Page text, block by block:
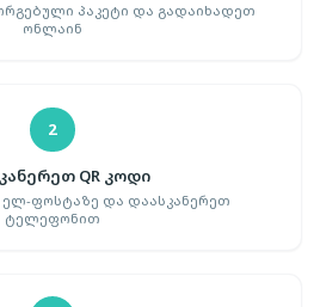
პაკეტი და გადაიხადეთ
ონლაინ
2
QR კოდი
ელ-ფოსტაზე და დაასკანერეთ
ტელეფონით